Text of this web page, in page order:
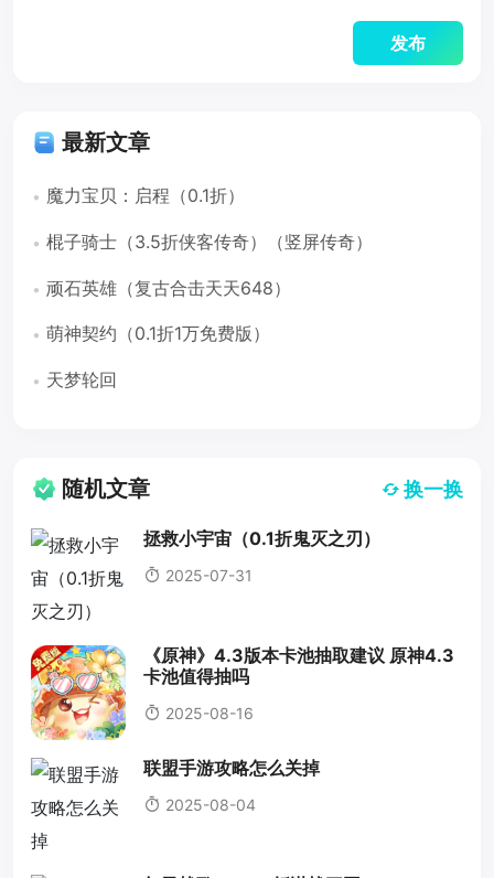
最新文章
魔力宝贝：启程（0.1折）
棍子骑士（3.5折侠客传奇）（竖屏传奇）
顽石英雄（复古合击天天648）
萌神契约（0.1折1万免费版）
天梦轮回
随机文章 换一换
拯救小宇宙（0.1折鬼灭之刃）
2025-07-31
《原神》4.3版本卡池抽取建议 原神4.3
卡池值得抽吗
2025-08-16
联盟手游攻略怎么关掉
2025-08-04